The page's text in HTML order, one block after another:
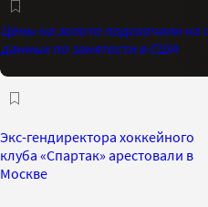
Цены на золото подскочили на
данных по занятости в США
Экс-гендиректора хоккейного
клуба «Спартак» арестовали в
Москве